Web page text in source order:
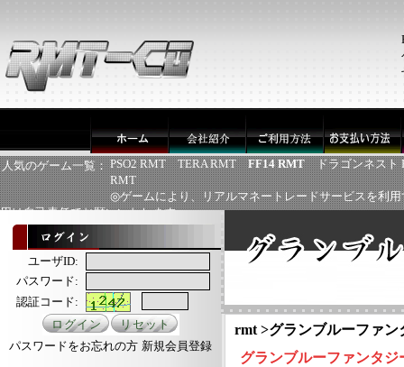
人気のゲーム一覧： PSO2 RMT TERA RMT FF14 RMT
ドラゴンネスト
RMT
◎ゲームにより、リアルマネートレードサービスを利
用は自己責任でお願いいたします
ユーザID:
パスワード:
認証コード:
パスワードをお忘れの方 新規会員登録
rmt >グランブルーファ
グランブルーファンタジ